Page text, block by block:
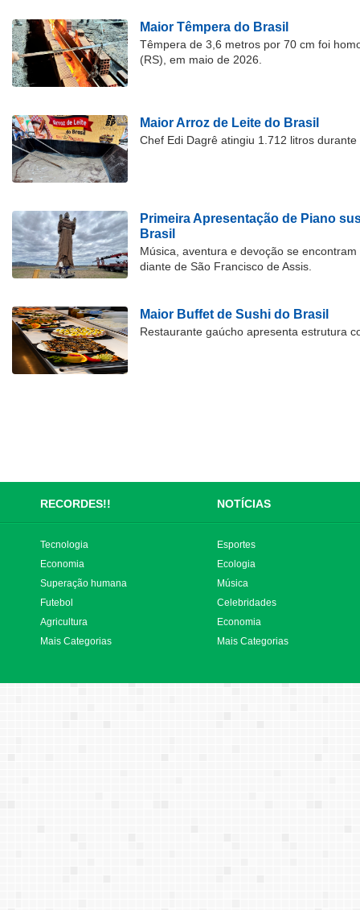
Maior Têmpera do Brasil
Têmpera de 3,6 metros por 70 cm foi
(RS), em maio de 2026.
Maior Arroz de Leite do Brasil
Chef Edi Dagrê atingiu 1.712 litros
Primeira Apresentação de Piano
Brasil
Música, aventura e devoção se
diante de São Francisco de Assis.
Maior Buffet de Sushi do Brasil
Restaurante gaúcho apresenta estrutura
RECORDES!! NOTÍCIAS
Tecnologia
Economia
Superação humana
Futebol
Agricultura
Mais Categorias
Esportes
Ecologia
Música
Celebridades
Economia
Mais Categorias